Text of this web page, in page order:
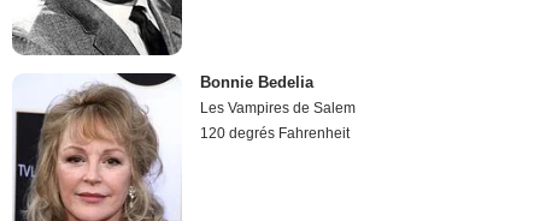
Bonnie Bedelia
Les Vampires de Salem
120 degrés Fahrenheit